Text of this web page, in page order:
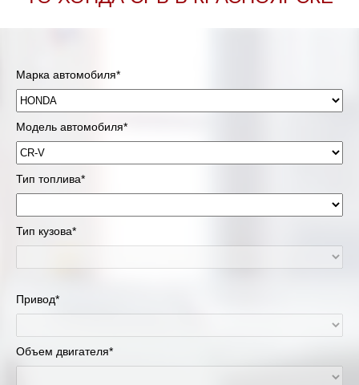
Марка автомобиля*
Модель автомобиля*
Тип топлива*
Тип кузова*
Привод*
Объем двигателя*